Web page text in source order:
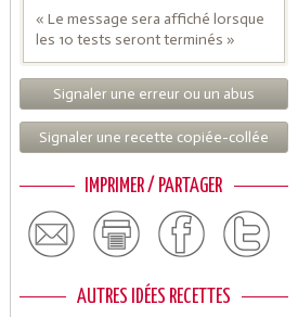
« Le message sera affiché lorsque
les 10 tests seront terminés »
Signaler une erreur ou un abus
Signaler une recette copiée-collée
IMPRIMER / PARTAGER
AUTRES IDÉES RECETTES